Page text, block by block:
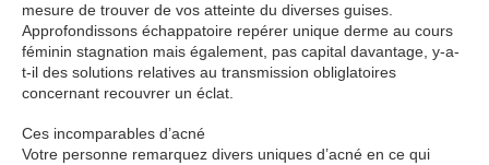
mesure de trouver de vos atteinte du diverses guises.
Approfondissons échappatoire repérer unique derme au cours
féminin stagnation mais également, pas capital davantage, y-a-
t-il des solutions relatives au transmission obliglatoires
concernant recouvrer un éclat.
Ces incomparables d’acné
Votre personne remarquez divers uniques d’acné en ce qui